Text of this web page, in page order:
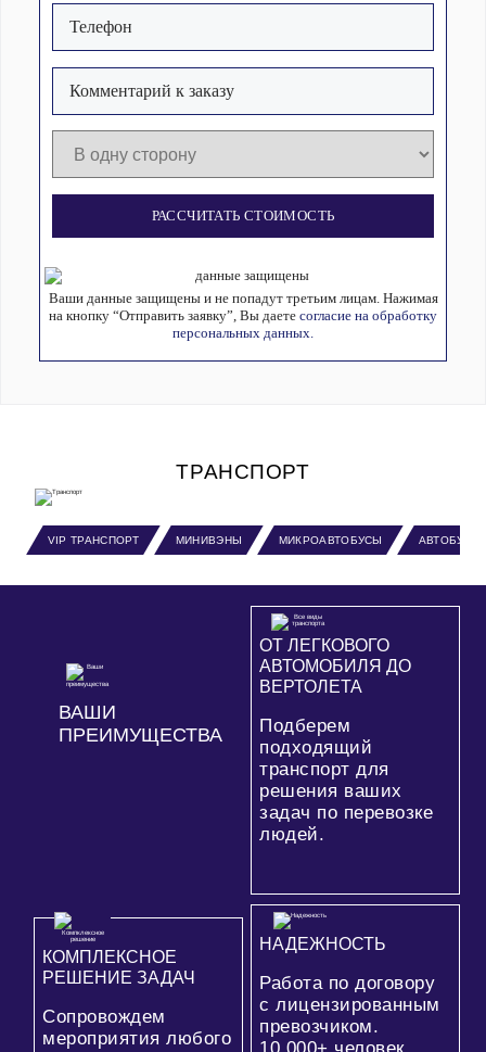
РАССЧИТАТЬ СТОИМОСТЬ
Ваши данные защищены и не попадут третьим лицам. Нажимая
на кнопку “Отправить заявку”, Вы даете согласие на обработку
персональных данных.
ТРАНСПОРТ
VIP ТРАНСПОРТ МИНИВЭНЫ МИКРОАВТОБУСЫ АВТОБУСЫ
ВАШИ
ПРЕИМУЩЕСТВА
ОТ ЛЕГКОВОГО
АВТОМОБИЛЯ ДО
ВЕРТОЛЕТА
Подберем
подходящий
транспорт для
решения ваших
задач по перевозке
людей.
КОМПЛЕКСНОЕ
РЕШЕНИЕ ЗАДАЧ
Сопровождем
мероприятия любого
НАДЕЖНОСТЬ
Работа по договору
с лицензированным
превозчиком.
10 000+ человек